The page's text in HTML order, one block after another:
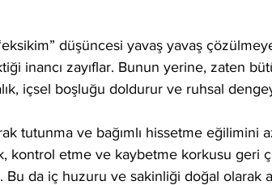
düşüncesi yavaş yavaş
inancı zayıflar. Bunun yerine, zaten
içsel boşluğu doldurur ve ruhsal
tutunma ve bağımlı hissetme eğilimini
kontrol etme ve kaybetme korkusu geri
da iç huzuru ve sakinliği doğal olarak